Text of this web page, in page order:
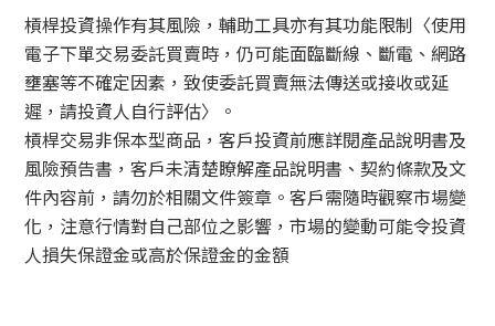
槓桿投資操作有其風險，輔助工具亦有其功能限制〈使用
電子下單交易委託買賣時，仍可能面臨斷線、斷電、網路
壅塞等不確定因素，致使委託買賣無法傳送或接收或延
遲，請投資人自行評估〉。
槓桿交易非保本型商品，客戶投資前應詳閱產品說明書及
風險預告書，客戶未清楚瞭解產品說明書、契約條款及文
件內容前，請勿於相關文件簽章。客戶需隨時觀察市場變
化，注意行情對自己部位之影響，市場的變動可能令投資
人損失保證金或高於保證金的金額